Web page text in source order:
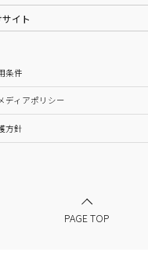
イト
条件
ディアポリシー
方針
PAGE TOP